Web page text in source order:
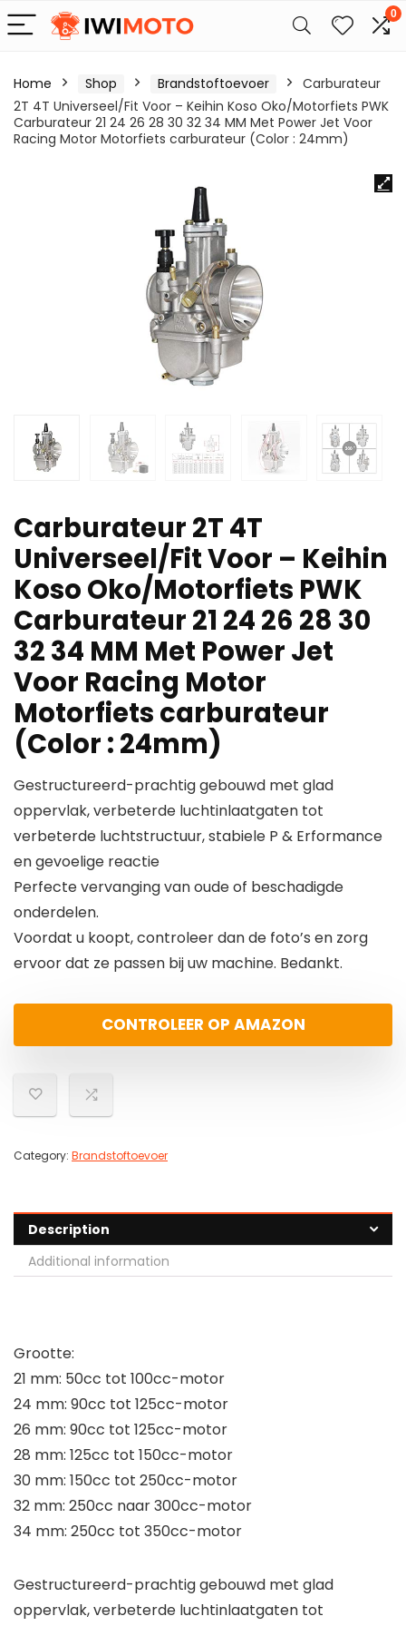
0
Home Shop Brandstoftoevoer
Carburateur
2T 4T Universeel/Fit Voor – Keihin Koso Oko/Motorfiets PWK
Carburateur 21 24 26 28 30 32 34 MM Met Power Jet Voor
Racing Motor Motorfiets carburateur (Color : 24mm)
Carburateur 2T 4T
Universeel/Fit Voor – Keihin
Koso Oko/Motorfiets PWK
Carburateur 21 24 26 28 30
32 34 MM Met Power Jet
Voor Racing Motor
Motorfiets carburateur
(Color : 24mm)
Gestructureerd-prachtig gebouwd met glad
oppervlak, verbeterde luchtinlaatgaten tot
verbeterde luchtstructuur, stabiele P & Erformance
en gevoelige reactie
Perfecte vervanging van oude of beschadigde
onderdelen.
Voordat u koopt, controleer dan de foto’s en zorg
ervoor dat ze passen bij uw machine. Bedankt.
CONTROLEER OP AMAZON
Category: Brandstoftoevoer
Description
Additional information
Grootte:
21 mm: 50cc tot 100cc-motor
24 mm: 90cc tot 125cc-motor
26 mm: 90cc tot 125cc-motor
28 mm: 125cc tot 150cc-motor
30 mm: 150cc tot 250cc-motor
32 mm: 250cc naar 300cc-motor
34 mm: 250cc tot 350cc-motor
Gestructureerd-prachtig gebouwd met glad
oppervlak, verbeterde luchtinlaatgaten tot